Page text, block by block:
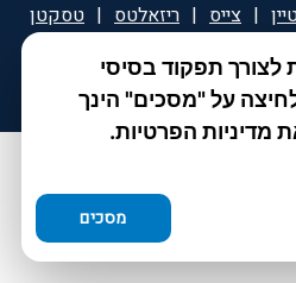
תפקוד בסיסי
על "מסכים" הינך
מדיניות הפרטיות.
מסכים
| צייס | ריזאלטס | טסקטן
| יוטיפרו פלוס | קוקידנט |